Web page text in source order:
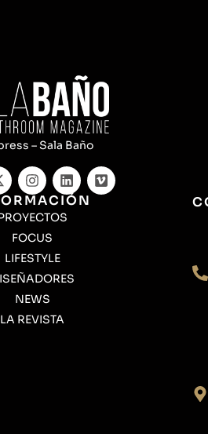
– Sala Baño
FOCUS
LIFESTYLE
NEWS
LA REVISTA